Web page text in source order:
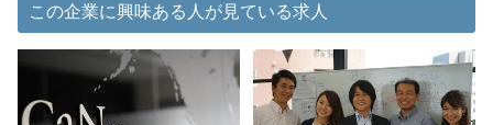
この企業に興味ある人が見ている求人